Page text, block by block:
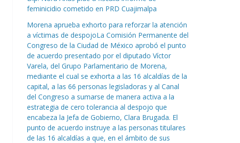
feminicidio cometido en PRD Cuajimalpa
Morena aprueba exhorto para reforzar la atención
a víctimas de despojoLa Comisión Permanente del
Congreso de la Ciudad de México aprobó el punto
de acuerdo presentado por el diputado Víctor
Varela, del Grupo Parlamentario de Morena,
mediante el cual se exhorta a las 16 alcaldías de la
capital, a las 66 personas legisladoras y al Canal
del Congreso a sumarse de manera activa a la
estrategia de cero tolerancia al despojo que
encabeza la Jefa de Gobierno, Clara Brugada. El
punto de acuerdo instruye a las personas titulares
de las 16 alcaldías a que, en el ámbito de sus